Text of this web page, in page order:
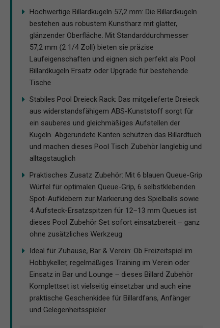
Hochwertige Billardkugeln 57,2 mm: Die Billardkugeln
bestehen aus robustem Kunstharz mit glatter,
glänzender Oberfläche. Mit Standarddurchmesser
57,2 mm (2 1/4 Zoll) bieten sie präzise
Laufeigenschaften und eignen sich perfekt als Pool
Billardkugeln Ersatz oder Upgrade für bestehende
Tische
Stabiles Pool Dreieck Rack: Das mitgelieferte Dreieck
aus widerstandsfähigem ABS-Kunststoff sorgt für
ein sauberes und gleichmäßiges Aufstellen der
Kugeln. Abgerundete Kanten schützen das Billardtuch
und machen dieses Pool Tisch Zubehör langlebig und
alltagstauglich
Praktisches Zusatz Zubehör: Mit 6 blauen Queue-Grip
Würfel für optimalen Queue-Grip, 6 selbstklebenden
Spot-Aufklebern zur Markierung des Spielballs sowie
4 Aufsteck-Ersatzspitzen für 12–13 mm Queues ist
dieses Pool Zubehör Set sofort einsatzbereit – ganz
ohne zusätzliches Werkzeug
Ideal für Zuhause, Bar & Verein: Ob Freizeitspiel im
Hobbykeller, regelmäßiges Training im Verein oder
Einsatz in Bar und Lounge – dieses Billard Zubehör
Komplettset ist vielseitig einsetzbar und auch eine
praktische Geschenkidee für Billardfans, Anfänger
und Gelegenheitsspieler